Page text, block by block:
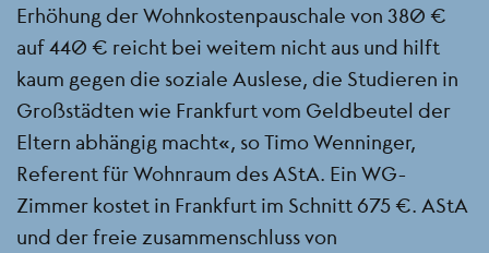
Erhöhung der Wohnkostenpauschale von 380 €
auf 440 € reicht bei weitem nicht aus und hilft
kaum gegen die soziale Auslese, die Studieren in
Großstädten wie Frankfurt vom Geldbeutel der
Eltern abhängig macht“, so Timo Wenninger,
Referent für Wohnraum des AStA. Ein WG-
Zimmer kostet in Frankfurt im Schnitt 675 €. AStA
und der freie zusammenschluss von